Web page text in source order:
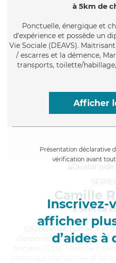
à 5km de
Ponctuelle, énergique et
d'expérience et possède un
Vie Sociale (DEAVS).
/ escarres et la démence,
transports, toilette/
Afficher
Présentation déclarative
vérification avant
Inscrivez-
afficher
d’aides à
Camille
à 5km de
, humaine et
d'expérience et possède un